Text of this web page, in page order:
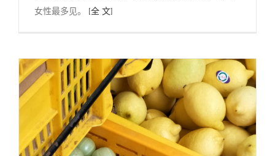
女性最多见。 [全 文]